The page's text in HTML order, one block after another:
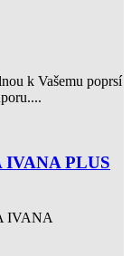
k Vašemu poprsí
IVANA PLUS